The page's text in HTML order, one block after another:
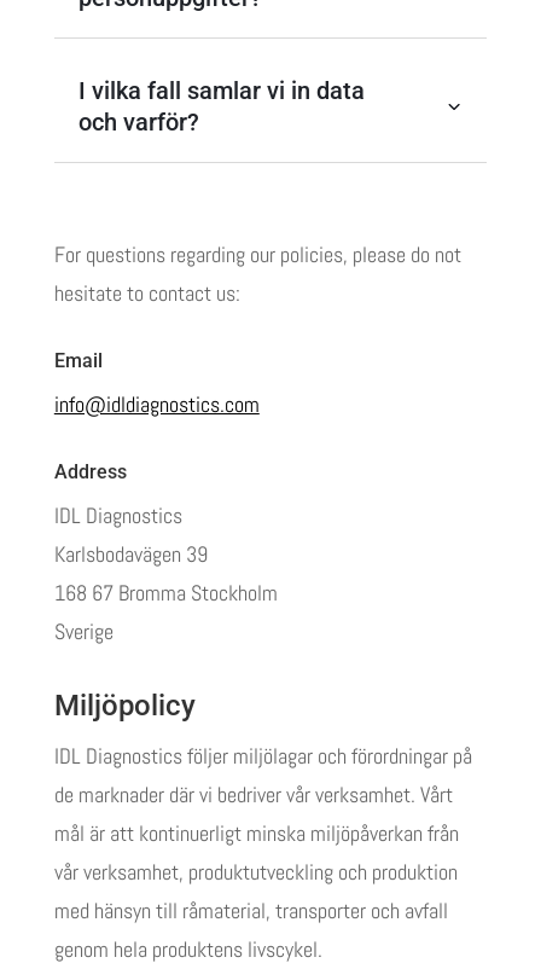
I vilka fall samlar vi in data
och varför?
For questions regarding our policies, please do not
hesitate to contact us:
Email
info@idldiagnostics.com
Address
IDL Diagnostics
Karlsbodavägen 39
168 67 Bromma Stockholm
Sverige
Miljöpolicy
IDL Diagnostics följer miljölagar och förordningar på
de marknader där vi bedriver vår verksamhet. Vårt
mål är att kontinuerligt minska miljöpåverkan från
vår verksamhet, produktutveckling och produktion
med hänsyn till råmaterial, transporter och avfall
genom hela produktens livscykel.